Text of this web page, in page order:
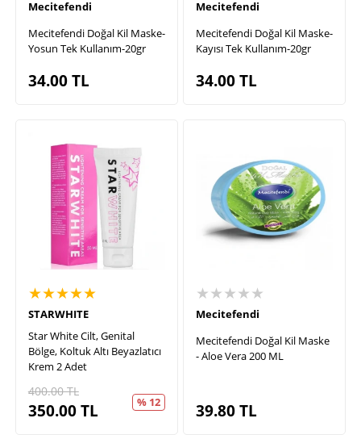
Mecitefendi
Mecitefendi Doğal Kil Maske-
Yosun Tek Kullanım-20gr
34.00TL
Mecitefendi
Mecitefendi Doğal Kil Maske-
Kayısı Tek Kullanım-20gr
34.00TL
★★★★★
STARWHITE
Star White Cilt, Genital
Bölge, Koltuk Altı Beyazlatıcı
Krem 2 Adet
400.00TL
350.00TL % 12
★★★★★
Mecitefendi
Mecitefendi Doğal Kil Maske
- Aloe Vera 200 ML
39.80TL